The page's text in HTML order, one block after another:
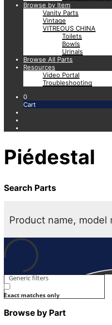
Browse by Item
Vanity Parts
Vintage
VITREOUS CHINA
Toilets
Bowls
Urinals
Browse All Parts
Resources
Video Portal
Troubleshooting
0
Cart
Piédestal
Search Parts
Generic filters
Exact matches only
Browse by Part